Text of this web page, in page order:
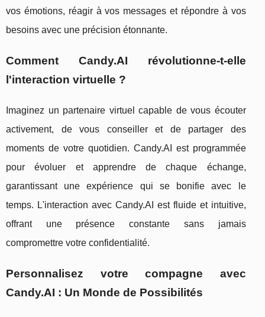
vos émotions, réagir à vos messages et répondre à vos
besoins avec une précision étonnante.
Comment Candy.AI révolutionne-t-elle
l'interaction virtuelle ?
Imaginez un partenaire virtuel capable de vous écouter
activement, de vous conseiller et de partager des
moments de votre quotidien. Candy.AI est programmée
pour évoluer et apprendre de chaque échange,
garantissant une expérience qui se bonifie avec le
temps. L'interaction avec Candy.AI est fluide et intuitive,
offrant une présence constante sans jamais
compromettre votre confidentialité.
Personnalisez votre compagne avec
Candy.AI : Un Monde de Possibilités